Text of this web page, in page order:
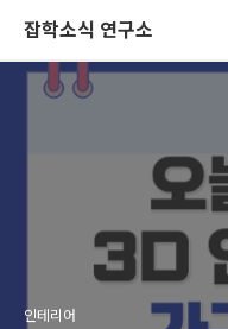
잡학소식 연구소
인테리어